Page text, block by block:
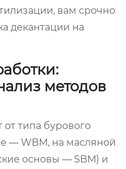
вам срочно
декантации на
методов
типа бурового
— WBM, на масляной
основы — SBM) и